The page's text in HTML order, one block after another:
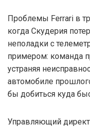
Проблемы Ferrari в
когда Скудерия
неполадки с
примером: команда
устраняя
автомобиле
бы добиться куда
Управляющий